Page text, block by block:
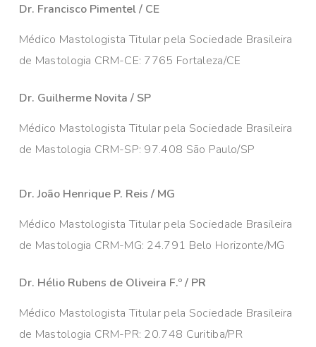
Dr. Francisco Pimentel / CE
Médico Mastologista Titular pela Sociedade Brasileira
de Mastologia CRM-CE: 7765 Fortaleza/CE
Dr. Guilherme Novita / SP
Médico Mastologista Titular pela Sociedade Brasileira
de Mastologia CRM-SP: 97.408 São Paulo/SP
Dr. João Henrique P. Reis / MG
Médico Mastologista Titular pela Sociedade Brasileira
de Mastologia CRM-MG: 24.791 Belo Horizonte/MG
Dr. Hélio Rubens de Oliveira F.º / PR
Médico Mastologista Titular pela Sociedade Brasileira
de Mastologia CRM-PR: 20.748 Curitiba/PR